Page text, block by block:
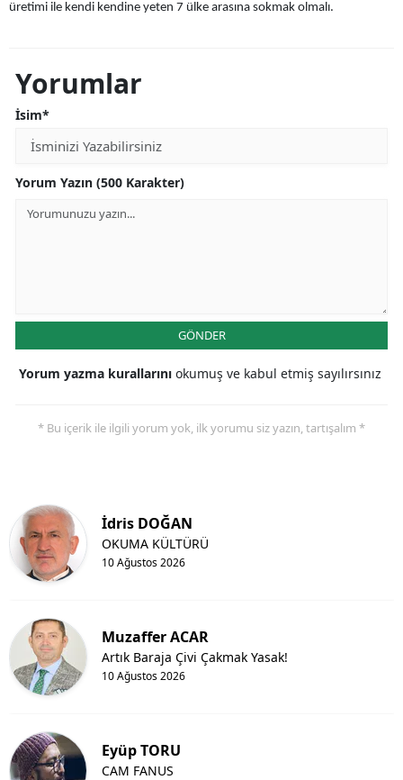
üretimi ile kendi kendine yeten 7 ülke arasına sokmak olmalı.
Yorumlar
İsim*
Yorum Yazın (500 Karakter)
GÖNDER
Yorum yazma kurallarını okumuş ve kabul etmiş sayılırsınız
* Bu içerik ile ilgili yorum yok, ilk yorumu siz yazın, tartışalım *
İdris DOĞAN
10 Ağustos 2026
OKUMA KÜLTÜRÜ
Muzaffer ACAR
10 Ağustos 2026
Artık Baraja Çivi Çakmak Yasak!
Eyüp TORU
CAM FANUS